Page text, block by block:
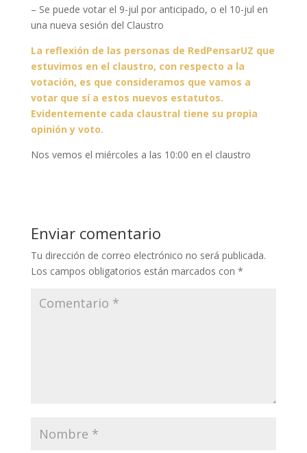
– Se puede votar el 9-jul por anticipado, o el 10-jul en
una nueva sesión del Claustro
La reflexión de las personas de RedPensarUZ que
estuvimos en el claustro, con respecto a la
votación, es que consideramos que vamos a
votar que sí a estos nuevos estatutos.
Evidentemente cada claustral tiene su propia
opinión y voto.
Nos vemos el miércoles a las 10:00 en el claustro
Enviar comentario
Tu dirección de correo electrónico no será publicada.
Los campos obligatorios están marcados con *